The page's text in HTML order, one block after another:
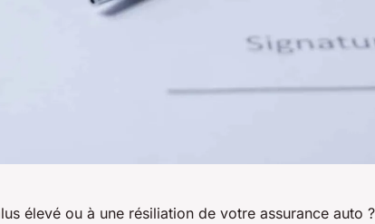
élevé ou à une résiliation de votre assurance auto